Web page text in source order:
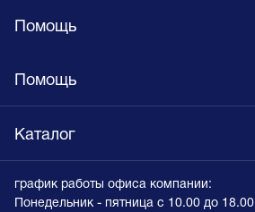
Помощь
Помощь
Каталог
график работы офиса компании:
Понедельник - пятница с 10.00 до 18.00